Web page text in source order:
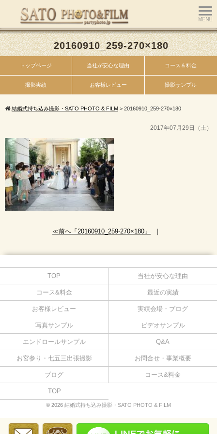
20160910_259-270×180
トップページ 当社が安心な理由 コース＆料金
撮影実績 お客様レビュー 撮影サンプル
結婚式持ち込み撮影・SATO PHOTO & FILM > 20160910_259-270×180
2017年07月29日（土）
≪前へ「20160910_259-270×180」 ｜
TOP 当社が安心な理由
コース&料金 最近の実績
お客様レビュー 実績会場・ブログ
写真サンプル ビデオサンプル
エンドロールサンプル Q&A
お宮参り・七五三出張撮影 お問合せ・事業概要
ブログ コース&料金
TOP
© 2026 結婚式持ち込み撮影・SATO PHOTO & FILM